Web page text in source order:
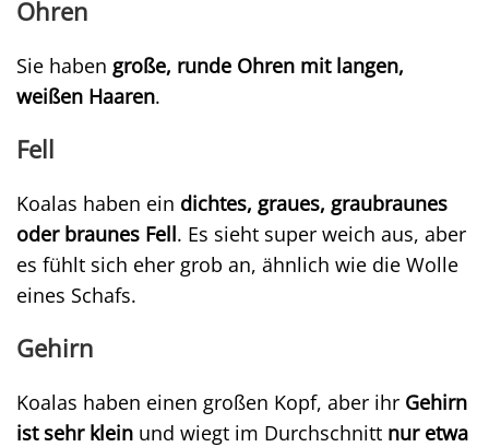
Ohren
Sie haben große, runde Ohren mit langen,
weißen Haaren.
Fell
Koalas haben ein dichtes, graues, graubraunes
oder braunes Fell. Es sieht super weich aus, aber
es fühlt sich eher grob an, ähnlich wie die Wolle
eines Schafs.
Gehirn
Koalas haben einen großen Kopf, aber ihr Gehirn
ist sehr klein und wiegt im Durchschnitt nur etwa